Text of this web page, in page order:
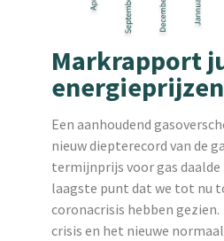
Markrapport
energieprijzen
Een aanhoudend
nieuw diepterecord van de
termijnprijs voor gas
laagste punt dat we tot nu
coronacrisis hebben
crisis en het nieuwe